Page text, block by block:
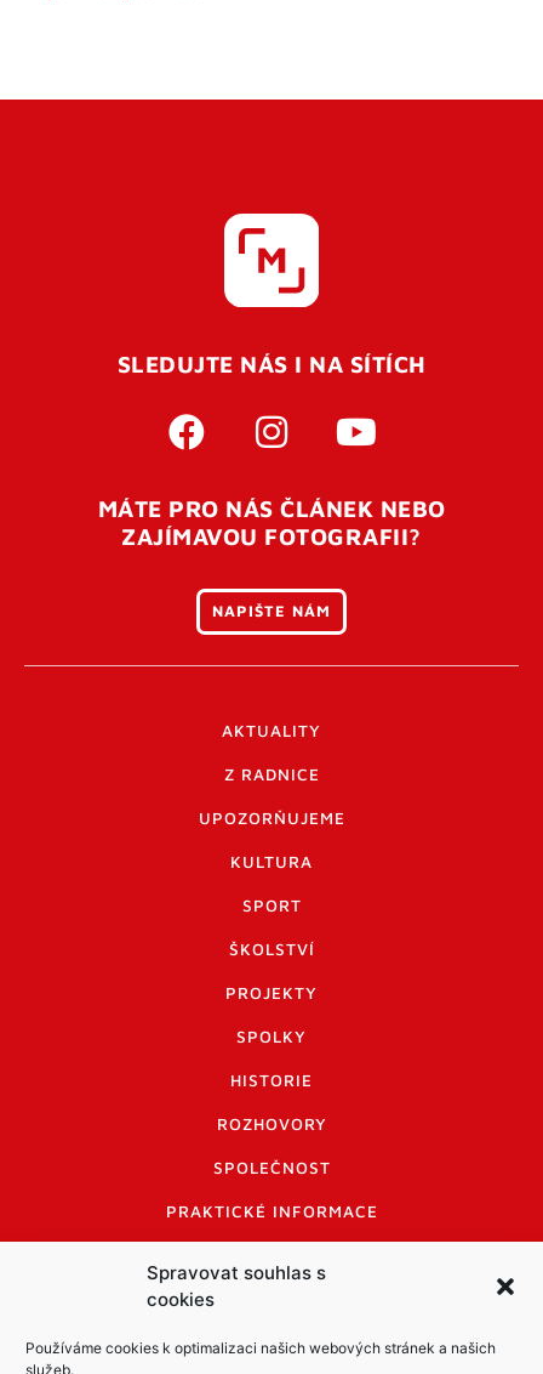
Spravovat souhlas s
cookies
Používáme cookies k optimalizaci našich webových stránek a našich
služeb.
Pro úspěšné dokončení registrace je potřeba
vaší e-mailovouadresu. Po úspěšném odeslání
otevření tohoto odkazu se váš účet ověří a můžete se
přihlásit. Nezapomeňte zkontrolovat složku SPAM ve
SLEDUJTE NÁS I NA SÍTÍCH
MÁTE PRO NÁS ČLÁNEK NEBO
ZAJÍMAVOU FOTOGRAFII?
NAPIŠTE NÁM
AKTUALITY
Z RADNICE
UPOZORŇUJEME
KULTURA
SPORT
ŠKOLSTVÍ
PROJEKTY
SPOLKY
HISTORIE
ROZHOVORY
SPOLEČNOST
PRAKTICKÉ INFORMACE
INFORMACE A KODEX DISKUTUJÍCÍCH
LOGO A LOGO MANUÁL